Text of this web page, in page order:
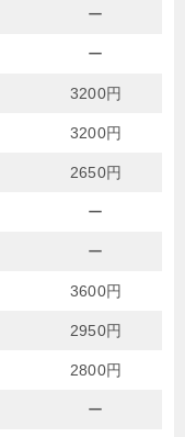
ー
ー
3200円
3200円
2650円
ー
ー
3600円
2950円
2800円
ー